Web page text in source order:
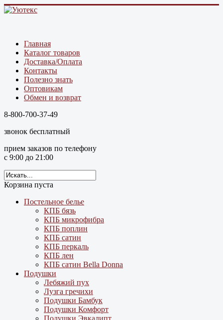
Главная
Каталог товаров
Доставка/Оплата
Контакты
Полезно знать
Оптовикам
Обмен и возврат
8-800-700-37-49
звонок бесплатный
прием заказов по телефону
с 9:00 до 21:00
Корзина пуста
Постельное белье
КПБ бязь
КПБ микрофибра
КПБ поплин
КПБ сатин
КПБ перкаль
КПБ лен
КПБ сатин Bella Donna
Подушки
Лебяжий пух
Лузга гречихи
Подушки Бамбук
Подушки Комфорт
Подушки Эвкалипт